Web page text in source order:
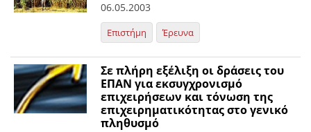
06.05.2003
Επιστήμη Έρευνα
Σε πλήρη εξέλιξη οι δράσεις του
ΕΠΑΝ για εκσυγχρονισμό
επιχειρήσεων και τόνωση της
επιχειρηματικότητας στο γενικό
πληθυσμό